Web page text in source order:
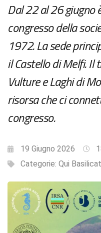
Dal 22 al 26 giugno
congresso della
1972. La sede
il Castello di Melfi.
Vulture e Laghi di
risorsa che ci
congresso.
19 Giugno 2026
Categorie: Qui